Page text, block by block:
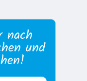
nach
und